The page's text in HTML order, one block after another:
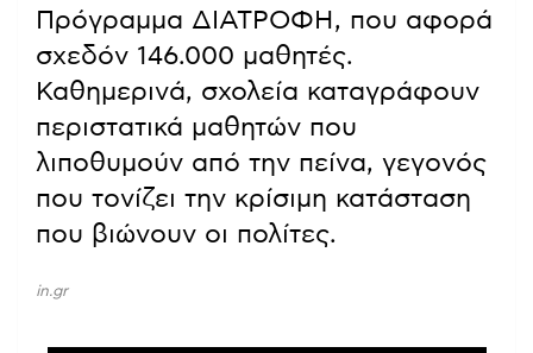
Πρόγραμμα ΔΙΑΤΡΟΦΗ, που αφορά
σχεδόν 146.000 μαθητές.
Καθημερινά, σχολεία καταγράφουν
περιστατικά μαθητών που
λιποθυμούν από την πείνα, γεγονός
που τονίζει την κρίσιμη κατάσταση
που βιώνουν οι πολίτες.
in.gr